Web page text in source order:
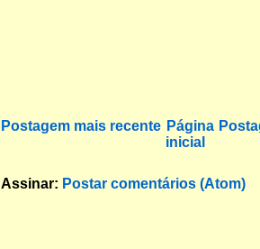
Postagem mais recente Página
inicial
Assinar: Postar comentários (Atom)